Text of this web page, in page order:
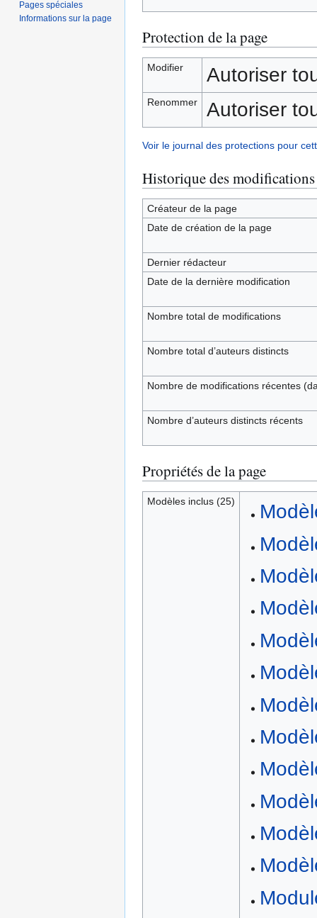
Protection de la page
Modifier Autoriser
Renommer Autoriser
Voir le journal des protections pour
Historique des modifications
Créateur de la page
Date de création de la page
Dernier rédacteur
Date de la dernière modification
Nombre total de modifications
Nombre total d’auteurs distincts
Nombre de modifications récentes
Nombre d’auteurs distincts récents
Propriétés de la page
Modèles inclus (25)
Pages spéciales
Informations sur la page